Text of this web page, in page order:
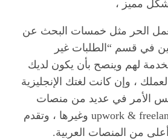
مميز ،
الحر مثل خمسات البحث عن
في قسم “الطلبات غير
لهم وينصح بأن يكون لديك
، وإن كانت لغتك الإنجليزية
الأمر في عديد من منصات
العمل الحر مثل upwork & freelancer وغيرها ، وتقدم
أعلى من المنصات العربية.